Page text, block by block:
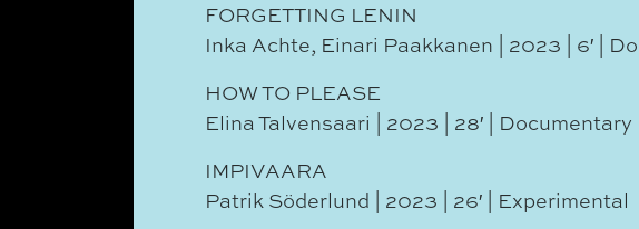
FORGETTING LENIN
Inka Achte, Einari Paakkanen | 2023 | 6′ |
HOW TO PLEASE
Elina Talvensaari | 2023 | 28′ | Documentary
IMPIVAARA
Patrik Söderlund | 2023 | 26′ | Experimental